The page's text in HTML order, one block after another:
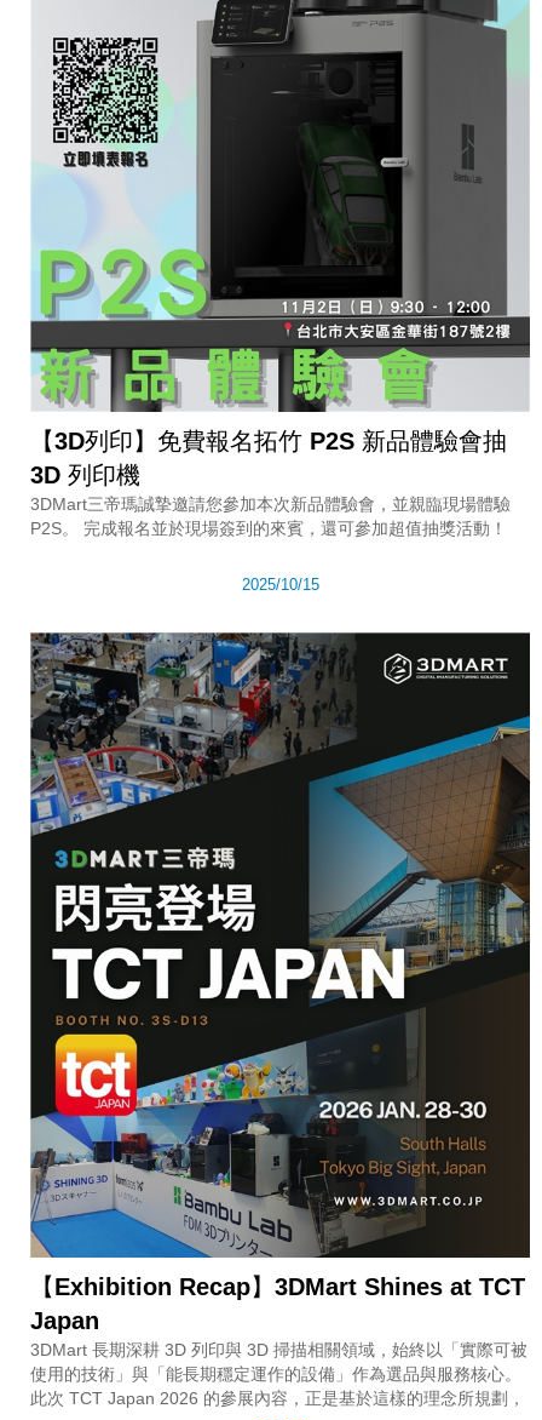
【3D列印】免費報名拓竹 P2S 新品體驗會抽
3D 列印機
3DMart三帝瑪誠摯邀請您參加本次新品體驗會，並親臨現場體驗
P2S。 完成報名並於現場簽到的來賓，還可參加超值抽獎活動！
2025/10/15
【Exhibition Recap】3DMart Shines at TCT
Japan
3DMart 長期深耕 3D 列印與 3D 掃描相關領域，始終以「實際可被
使用的技術」與「能長期穩定運作的設備」作為選品與服務核心。
此次 TCT Japan 2026 的參展內容，正是基於這樣的理念所規劃，